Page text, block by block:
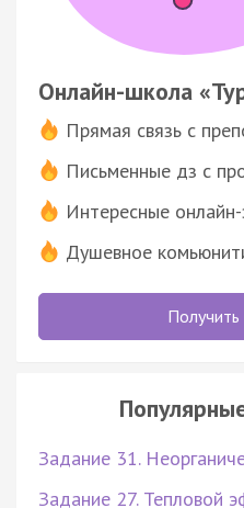
Онлайн-школа
Прямая связь с
Письменные дз с
Интересные
Душевное
Задание 31.
Задание 27. Тепловой